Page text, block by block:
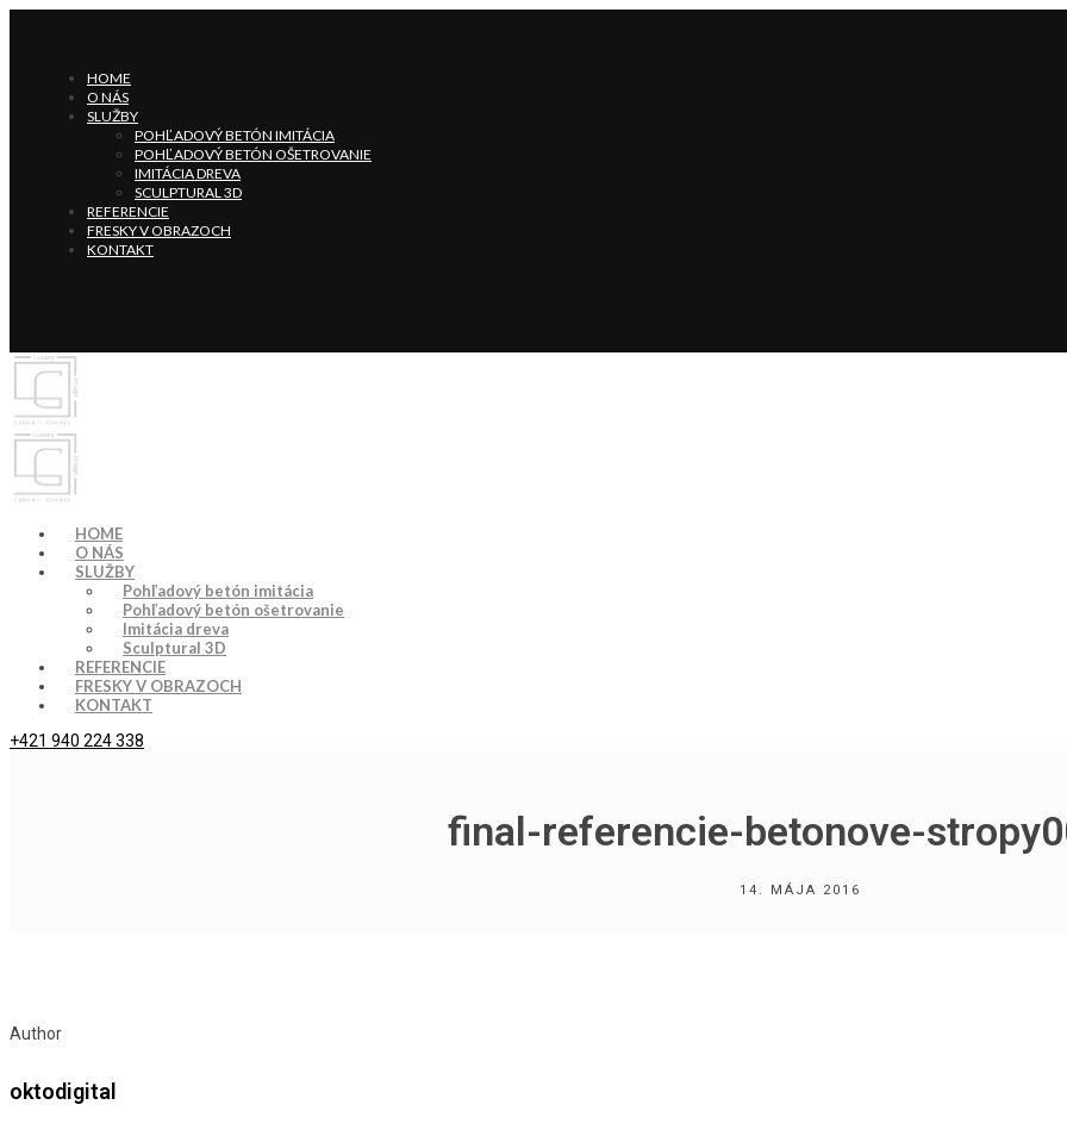
HOME
O NÁS
SLUŽBY
POHĽADOVÝ BETÓN IMITÁCIA
POHĽADOVÝ BETÓN OŠETROVANIE
IMITÁCIA DREVA
SCULPTURAL 3D
REFERENCIE
FRESKY V OBRAZOCH
KONTAKT
HOME
O NÁS
SLUŽBY
Pohľadový betón imitácia
Pohľadový betón ošetrovanie
Imitácia dreva
Sculptural 3D
REFERENCIE
FRESKY V OBRAZOCH
KONTAKT
+421 940 224 338
final-referencie-betonove-
14. MÁJA 2016
Author
oktodigital